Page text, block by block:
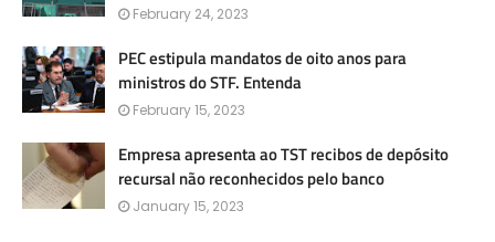
February 24, 2023
PEC estipula mandatos de oito anos para
ministros do STF. Entenda
February 15, 2023
Empresa apresenta ao TST recibos de depósito
recursal não reconhecidos pelo banco
January 15, 2023